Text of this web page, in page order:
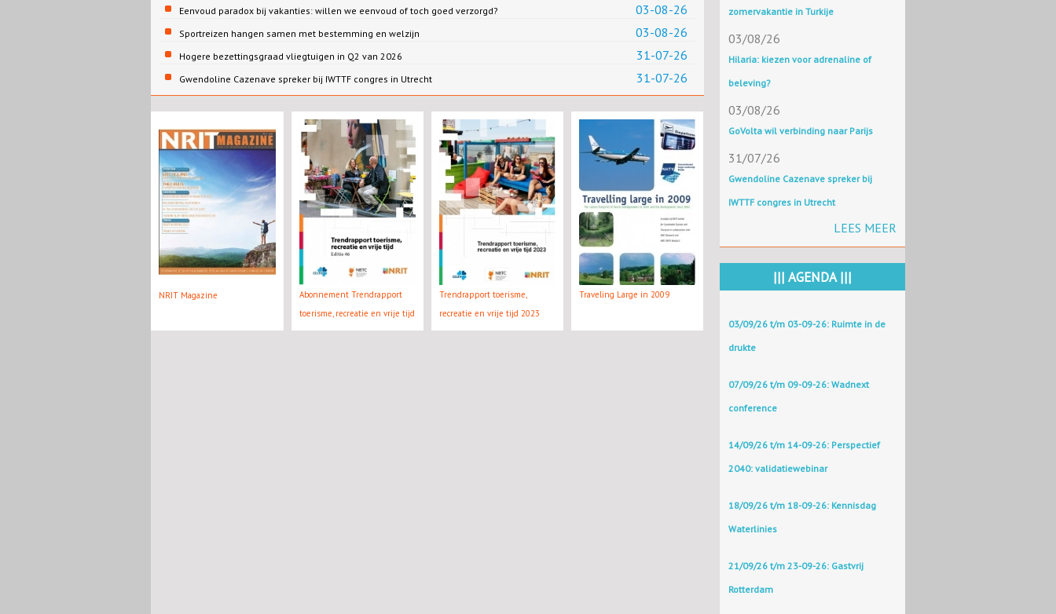
03-08-26
Eenvoud paradox bij vakanties: willen we eenvoud of toch goed verzorgd?
03-08-26
Sportreizen hangen samen met bestemming en welzijn
31-07-26
Hogere bezettingsgraad vliegtuigen in Q2 van 2026
31-07-26
Gwendoline Cazenave spreker bij IWTTF congres in Utrecht
NRIT Magazine
Abonnement Trendrapport
toerisme, recreatie en vrije tijd
Trendrapport toerisme,
recreatie en vrije tijd 2023
Traveling Large in 2009
zomervakantie in Turkije
03/08/26
Hilaria: kiezen voor adrenaline of
beleving?
03/08/26
GoVolta wil verbinding naar Parijs
31/07/26
Gwendoline Cazenave spreker bij
IWTTF congres in Utrecht
LEES MEER
||| AGENDA |||
03/09/26 t/m 03-09-26: Ruimte in de
drukte
07/09/26 t/m 09-09-26: Wadnext
conference
14/09/26 t/m 14-09-26: Perspectief
2040: validatiewebinar
18/09/26 t/m 18-09-26: Kennisdag
Waterlinies
21/09/26 t/m 23-09-26: Gastvrij
Rotterdam